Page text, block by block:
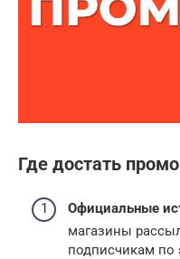
Где достать
Официальные
магазины
подписчикам по